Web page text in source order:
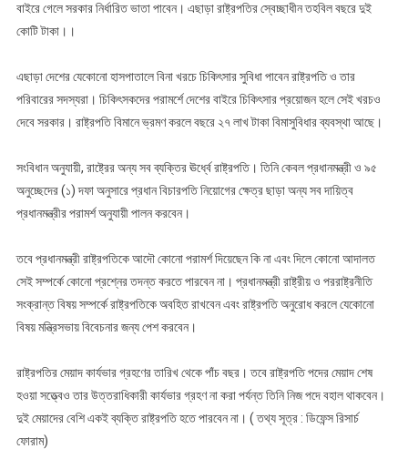
বাইরে গেলে সরকার নির্ধারিত ভাতা পাবেন। এছাড়া রাষ্ট্রপতির স্বেচ্ছাধীন তহবিল বছরে দুই
কোটি টাকা।।
এছাড়া দেশের যেকোনো হাসপাতালে বিনা খরচে চিকিৎসার সুবিধা পাবেন রাষ্ট্রপতি ও তার
পরিবারের সদস্যরা। চিকিৎসকদের পরামর্শে দেশের বাইরে চিকিৎসার প্রয়োজন হলে সেই খরচও
দেবে সরকার। রাষ্ট্রপতি বিমানে ভ্রমণ করলে বছরে ২৭ লাখ টাকা বিমাসুবিধার ব্যবস্থা আছে।
সংবিধান অনুযায়ী, রাষ্ট্রের অন্য সব ব্যক্তির ঊর্ধ্বে রাষ্ট্রপতি। তিনি কেবল প্রধানমন্ত্রী ও ৯৫
অনুচ্ছেদের (১) দফা অনুসারে প্রধান বিচারপতি নিয়োগের ক্ষেত্র ছাড়া অন্য সব দায়িত্ব
প্রধানমন্ত্রীর পরামর্শ অনুযায়ী পালন করবেন।
তবে প্রধানমন্ত্রী রাষ্ট্রপতিকে আদৌ কোনো পরামর্শ দিয়েছেন কি না এবং দিলে কোনো আদালত
সেই সম্পর্কে কোনো প্রশ্নের তদন্ত করতে পারবেন না। প্রধানমন্ত্রী রাষ্ট্রীয় ও পররাষ্ট্রনীতি
সংক্রান্ত বিষয় সম্পর্কে রাষ্ট্রপতিকে অবহিত রাখবেন এবং রাষ্ট্রপতি অনুরোধ করলে যেকোনো
বিষয় মন্ত্রিসভায় বিবেচনার জন্য পেশ করবেন।
রাষ্ট্রপতির মেয়াদ কার্যভার গ্রহণের তারিখ থেকে পাঁচ বছর। তবে রাষ্ট্রপতি পদের মেয়াদ শেষ
হওয়া সত্ত্বেও তার উত্তরাধিকারী কার্যভার গ্রহণ না করা পর্যন্ত তিনি নিজ পদে বহাল থাকবেন।
দুই মেয়াদের বেশি একই ব্যক্তি রাষ্ট্রপতি হতে পারবেন না। ( তথ্য সূত্র : ডিফেন্স রিসার্চ
ফোরাম)